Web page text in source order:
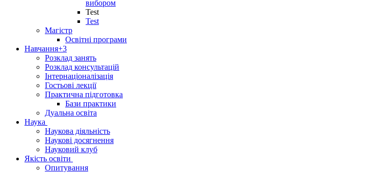
вибором
Test
Test
Магістр
Освітні програми
Навчання+3
Розклад занять
Розклад консультацій
Інтернаціоналізація
Гостьові лекції
Практична підготовка
Бази практики
Дуальна освіта
Наука
Наукова діяльність
Наукові досягнення
Науковий клуб
Якість освіти
Опитування